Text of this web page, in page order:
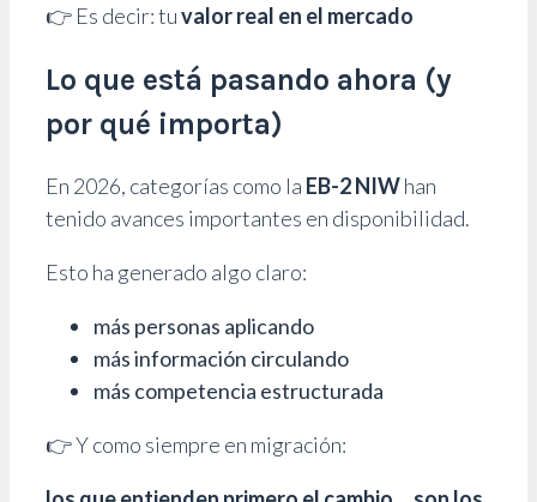
👉 Es decir: tuvalor real en el mercado
Lo que está pasando ahora (y
por qué importa)
En 2026, categorías como la EB-2 NIWhan
tenido avances importantes en disponibilidad.
Esto ha generado algo claro:
más personas aplicando
más información circulando
más competencia estructurada
👉 Y como siempre en migración: